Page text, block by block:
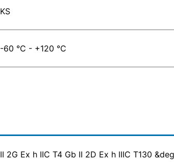
KS
-60 °C - +120 °C
II 2G Ex h IIC T4 Gb II 2D Ex h IIIC T130